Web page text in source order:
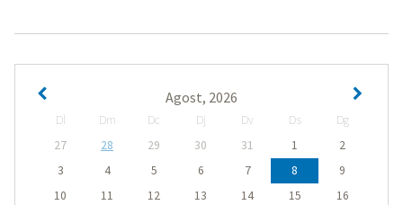
Agost, 2026
Dl Dm Dc Dj Dv Ds
Dg
27
28 29 30 31 1
2
3
4 5 6 7 8
9
10
11 12 13 14 15
16